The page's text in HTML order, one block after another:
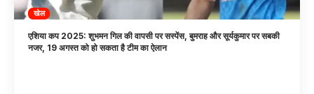
खेल
एशिया कप 2025: शुभमन गिल की वापसी पर सस्पेंस, बुमराह और सूर्यकुमार पर सबकी
नजर, 19 अगस्त को हो सकता है टीम का ऐलान